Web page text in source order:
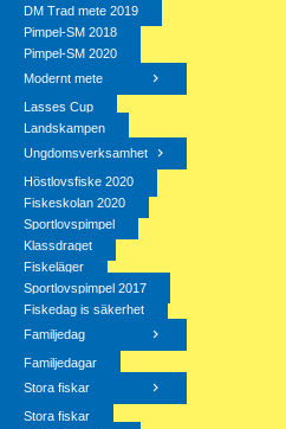
DM Trad mete 2019
Pimpel-SM 2018
Pimpel-SM 2020
Modernt mete
Lasses Cup
Landskampen
Ungdomsverksamhet
Höstlovsfiske 2020
Fiskeskolan 2020
Sportlovspimpel
Klassdraget
Fiskeläger
Sportlovspimpel 2017
Fiskedag is säkerhet
Familjedag
Familjedagar
Stora fiskar
Stora fiskar